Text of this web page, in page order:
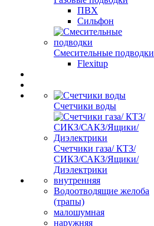
ПВХ
Сильфон
Смесительные подводки
Flexitup
Счетчики воды
Счетчики газа/ КТЗ/
СИКЗ/САКЗ/Ящики/
Диэлектрики
внутренняя
Водоотводящие желоба
(трапы)
малошумная
наружняя